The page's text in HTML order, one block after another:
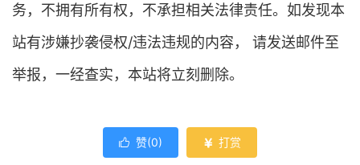
务，不拥有所有权，不承担相关法律责任。如发现本
站有涉嫌抄袭侵权/违法违规的内容， 请发送邮件至
举报，一经查实，本站将立刻删除。
 赞(0)  打赏